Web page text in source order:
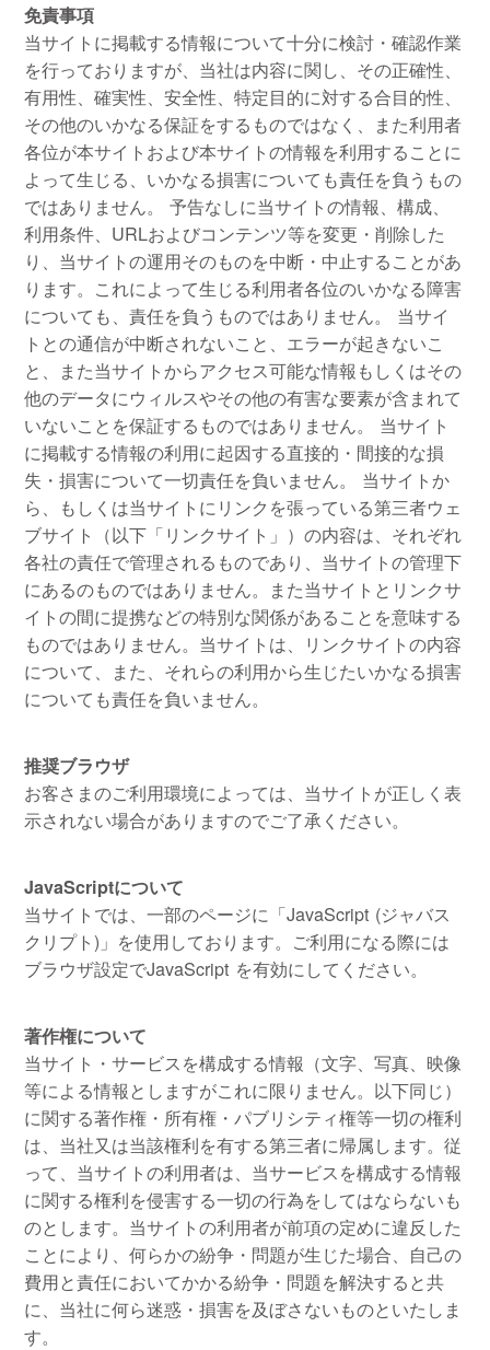
免責事項
当サイトに掲載する情報について十分に検討・確認作業
を行っておりますが、当社は内容に関し、その正確性、
有用性、確実性、安全性、特定目的に対する合目的性、
その他のいかなる保証をするものではなく、また利用者
各位が本サイトおよび本サイトの情報を利用することに
よって生じる、いかなる損害についても責任を負うもの
ではありません。
予告なしに当サイトの情報、構成、
利用条件、URLおよびコンテンツ等を変更・削除した
り、当サイトの運用そのものを中断・中止することがあ
ります。これによって生じる利用者各位のいかなる障害
についても、責任を負うものではありません。
当サイ
トとの通信が中断されないこと、エラーが起きないこ
と、また当サイトからアクセス可能な情報もしくはその
他のデータにウィルスやその他の有害な要素が含まれて
いないことを保証するものではありません。
当サイト
に掲載する情報の利用に起因する直接的・間接的な損
失・損害について一切責任を負いません。
当サイトか
ら、もしくは当サイトにリンクを張っている第三者ウェ
ブサイト（以下「リンクサイト」）の内容は、それぞれ
各社の責任で管理されるものであり、当サイトの管理下
にあるのものではありません。また当サイトとリンクサ
イトの間に提携などの特別な関係があることを意味する
ものではありません。当サイトは、リンクサイトの内容
について、また、それらの利用から生じたいかなる損害
についても責任を負いません。
推奨ブラウザ
お客さまのご利用環境によっては、当サイトが正しく表
示されない場合がありますのでご了承ください。
JavaScriptについて
当サイトでは、一部のページに「JavaScript (ジャバス
クリプト)」を使用しております。ご利用になる際には
ブラウザ設定でJavaScript を有効にしてください。
著作権について
当サイト・サービスを構成する情報（文字、写真、映像
等による情報としますがこれに限りません。以下同じ）
に関する著作権・所有権・パブリシティ権等一切の権利
は、当社又は当該権利を有する第三者に帰属します。従
って、当サイトの利用者は、当サービスを構成する情報
に関する権利を侵害する一切の行為をしてはならないも
のとします。当サイトの利用者が前項の定めに違反した
ことにより、何らかの紛争・問題が生じた場合、自己の
費用と責任においてかかる紛争・問題を解決すると共
に、当社に何ら迷惑・損害を及ぼさないものといたしま
す。